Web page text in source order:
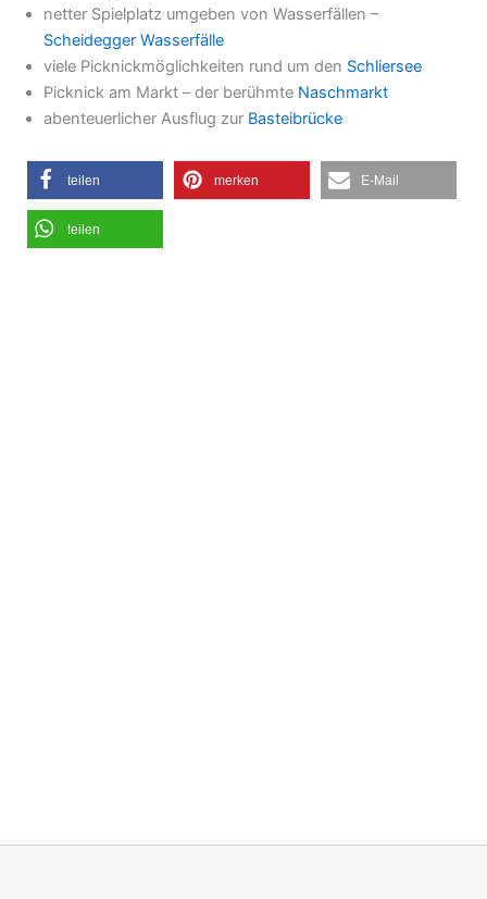
netter Spielplatz umgeben von Wasserfällen –
Scheidegger Wasserfälle
viele Picknickmöglichkeiten rund um den Schliersee
Picknick am Markt – der berühmte Naschmarkt
abenteuerlicher Ausflug zur Basteibrücke
teilen merken E-Mail
teilen